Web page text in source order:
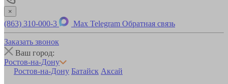
×
(863) 310-000-3 Max Telegram Обратная связь
Заказать звонок
Ваш город:
Ростов-на-Дону
Ростов-на-Дону Батайск Аксай